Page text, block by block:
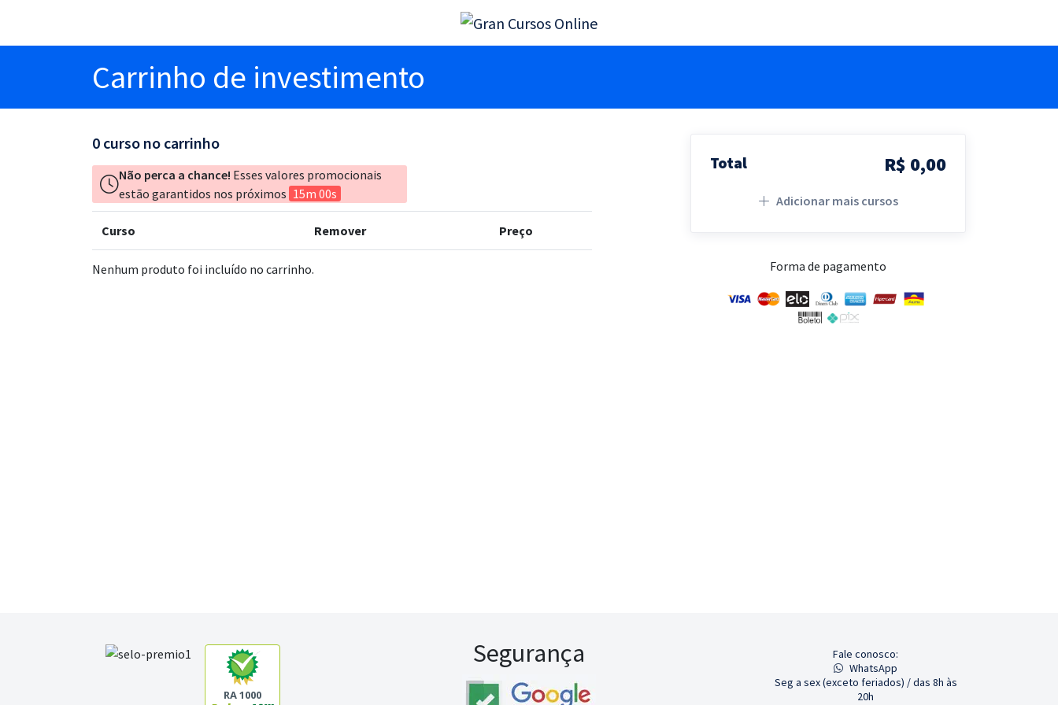
Carrinho de investimento
0 curso no carrinho
Não perca a chance! Esses valores promocionais
estão garantidos nos próximos 15m 00s
Curso Remover Preço
Nenhum produto foi incluído no carrinho.
Total R$ 0,00
Adicionar mais cursos
Forma de pagamento
RA 1000
Segurança
Fale conosco:
WhatsApp
Seg a sex (exceto feriados) / das 8h às
20h